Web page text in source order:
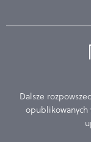
Dalsze
opublikowanych